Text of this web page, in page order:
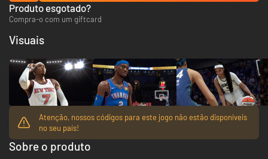
Atenção, nossos códigos para este jogo não estão disponíveis
no seu país!
Produto esgotado?
Compra-o com um giftcard
Sobre o produto
Visuais